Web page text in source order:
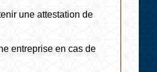
une attestation de
entreprise en cas de